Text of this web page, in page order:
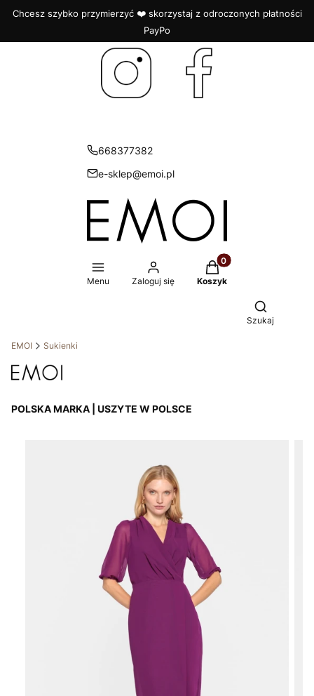
Chcesz szybko przymierzyć ❤️ skorzystaj z odroczonych płatności
PayPo
668377382
e-sklep@emoi.pl
Menu Zaloguj się
Produkty w
Koszyk
Otwórz
Szukaj
EMOI Sukienki
POLSKA MARKA | USZYTE W POLSCE